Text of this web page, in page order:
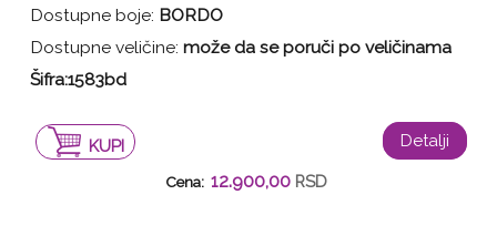
Dostupne boje: BORDO
Dostupne veličine: može da se poruči po veličinama
Šifra:1583bd
KUPI Detalji
Cena: 12.900,00 RSD